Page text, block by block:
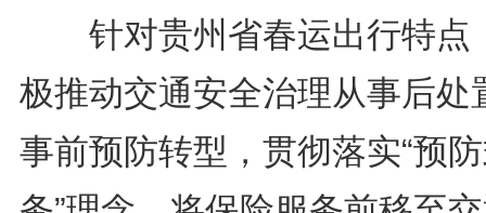
针对贵州省春运出行特点
极推动交通安全治理从事后处
事前预防转型，贯彻落实“预